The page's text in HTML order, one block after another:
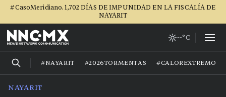
#CasoMeridiano. 1,702 DÍAS DE IMPUNIDAD EN LA FISCALÍA DE
NAYARIT
--°C
#NAYARIT #2026TORMENTAS #CALOREXTREMO
NAYARIT